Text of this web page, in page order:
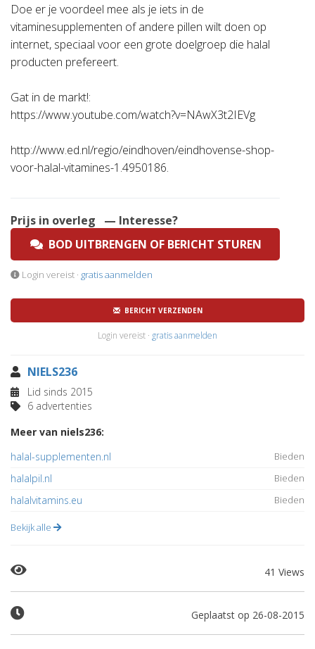
Doe er je voordeel mee als je iets in de
vitaminesupplementen of andere pillen wilt doen op
internet, speciaal voor een grote doelgroep die halal
producten prefereert.
Gat in de markt!:
https://www.youtube.com/watch?v=NAwX3t2IEVg
http://www.ed.nl/regio/eindhoven/eindhovense-shop-
voor-halal-vitamines-1.4950186.
Prijs in overleg
— Interesse?
BOD UITBRENGEN OF BERICHT STUREN
Login vereist · gratis aanmelden
BERICHT VERZENDEN
Login vereist · gratis aanmelden
NIELS236
Lid sinds 2015
6 advertenties
Meer van niels236:
halal-supplementen.nl
Bieden
halalpil.nl Bieden
halalvitamins.eu Bieden
Bekijk alle
41 Views
Geplaatst op 26-08-2015